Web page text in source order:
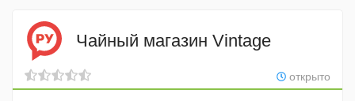
Чайный магазин Vintage
открыто